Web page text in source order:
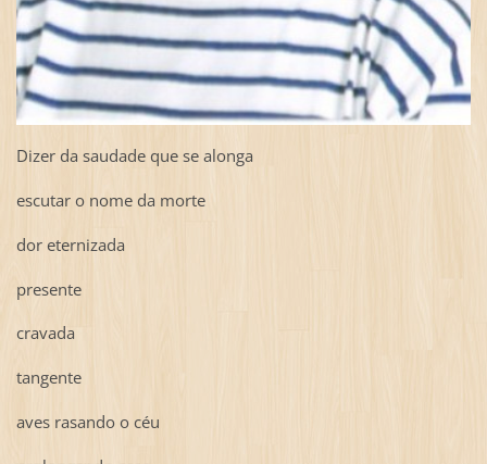
Dizer da saudade que se alonga
escutar o nome da morte
dor eternizada
presente
cravada
tangente
aves rasando o céu